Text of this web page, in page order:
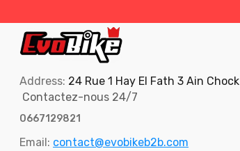
Address: 24 Rue 1 Hay El Fath 3 Ain
Contactez-nous 24/7
0667129821
Email: contact@evobikeb2b.com